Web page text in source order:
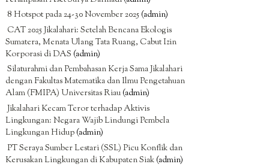
8 Hotspot pada 24-30 November 2025(admin)
CAT 2025 Jikalahari: Setelah Bencana Ekologis
Sumatera, Menata Ulang Tata Ruang, Cabut Izin
Korporasi di DAS (admin)
Silaturahmi dan Pembahasan Kerja Sama Jikalahari
dengan Fakultas Matematika dan Ilmu Pengetahuan
Alam (FMIPA) Universitas Riau(admin)
Jikalahari Kecam Teror terhadap Aktivis
Lingkungan: Negara Wajib Lindungi Pembela
Lingkungan Hidup(admin)
PT Seraya Sumber Lestari (SSL) Picu Konflik dan
Kerusakan Lingkungan di Kabupaten Siak(admin)